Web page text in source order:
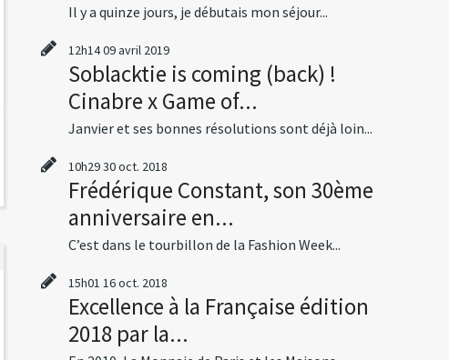
Il y a quinze jours, je débutais mon séjour...
12h1409avril 2019
Soblacktie is coming (back) !
Cinabre x Game of...
Janvier et ses bonnes résolutions sont déjà loin...
10h2930oct. 2018
Frédérique Constant, son 30ème
anniversaire en...
C’est dans le tourbillon de la Fashion Week...
15h01 16oct. 2018
Excellence à la Française édition
2018 par la...